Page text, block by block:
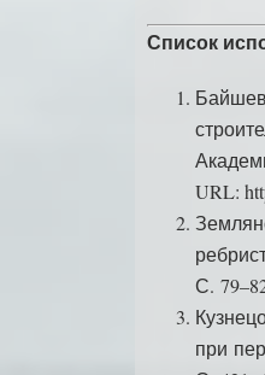
Список
URL:
С.
при